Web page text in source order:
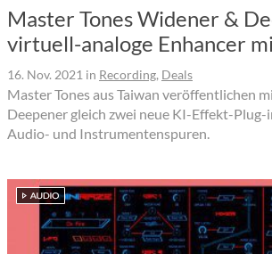
Master Tones Widener &
virtuell-analoge Enhancer
16. Nov. 2021 in Recording, Deals
Master Tones aus Taiwan veröffentlichen
Deepener gleich zwei neue KI-Effekt-
Audio- und Instrumentenspuren.